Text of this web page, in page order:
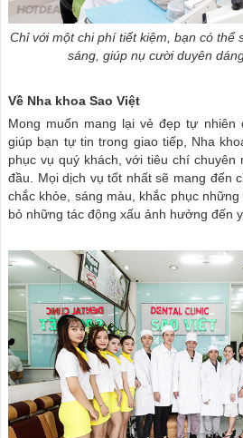
Chỉ với một chi phí tiết kiệm, bạn có thể
sáng, giúp nụ cười duyên
Về Nha khoa Sao Việt
Mong muốn mang lại vẻ đẹp tự nhiên
giúp bạn tự tin trong giao tiếp, Nha
phục vụ quý khách, với tiêu chí chuyên
đầu. Mọi dịch vụ tốt nhất sẽ mang đến
chắc khỏe, sáng màu, khắc phục
bỏ những tác động xấu ảnh hưởng đến